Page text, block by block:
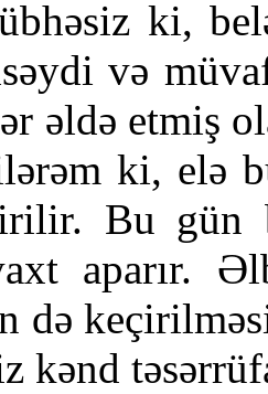
ki,
və
əldə etmiş
ki, elə
Bu gün
aparır.
də
kənd